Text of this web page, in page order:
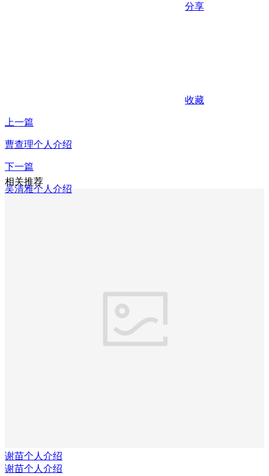
分享
收藏
上一篇
曹查理个人介绍
下一篇
吴清雅个人介绍
相关推荐
谢苗个人介绍
谢苗个人介绍